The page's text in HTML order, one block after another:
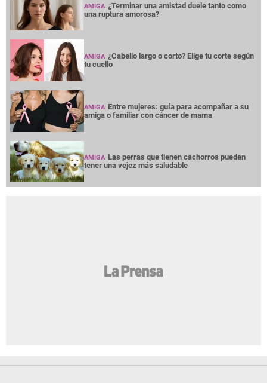
AMIGA ¿Terminar una amistad duele tanto como
una ruptura amorosa?
AMIGA ¿Cabello largo o corto? Elige tu corte según
tu cuello
AMIGA Entre mujeres: guía para acompañar a su
amiga o familiar con cáncer de mama
AMIGA Las perras que tienen cachorros pueden
tener una vejez más saludable